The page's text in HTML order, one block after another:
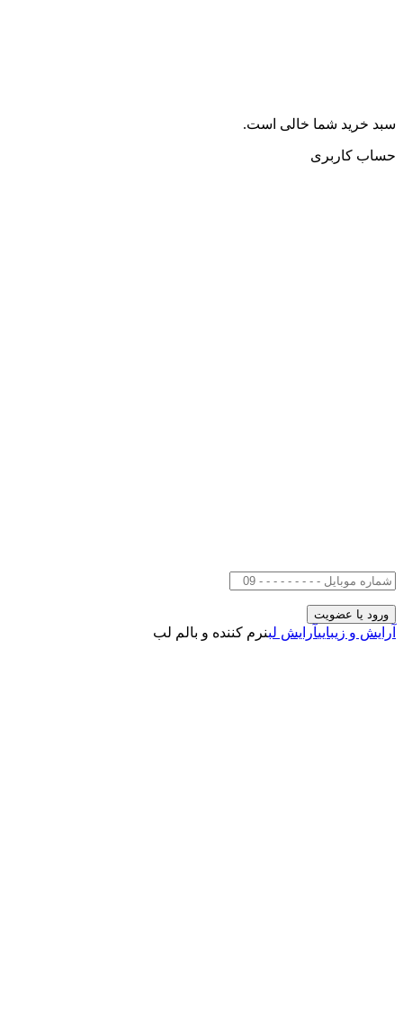
سبد خرید شما خالی است.
حساب کاربری
آرایش و زیباییآرایش لبنرم کننده و بالم لب